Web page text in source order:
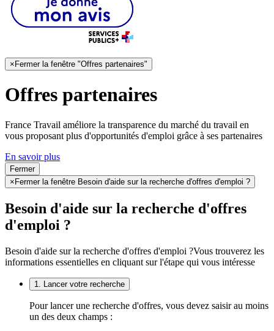
× Fermer la fenêtre "Offres partenaires"
Offres partenaires
France Travail améliore la transparence du marché du travail en
vous proposant plus d'opportunités d'emploi grâce à ses partenaires
En savoir plus
Fermer
× Fermer la fenêtre Besoin d'aide sur la recherche d'offres d'emploi ?
Besoin d'aide sur la recherche d'offres
d'emploi ?
Besoin d'aide sur la recherche d'offres d'emploi ?Vous trouverez les
informations essentielles en cliquant sur l'étape qui vous intéresse
1. Lancer votre recherche
Pour lancer une recherche d'offres, vous devez saisir au moins
un des deux champs :